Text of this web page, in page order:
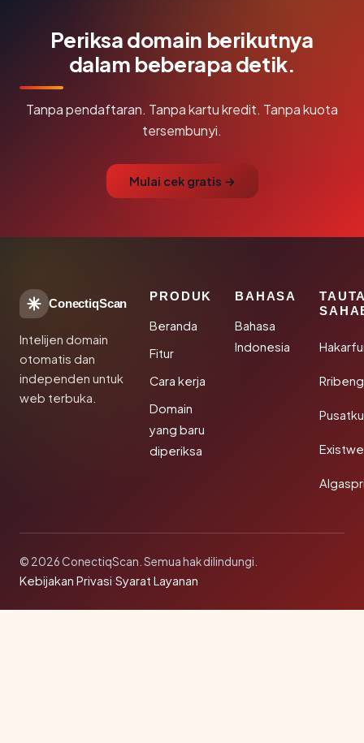
Periksa domain berikutnya
dalam beberapa detik.
Tanpa pendaftaran. Tanpa kartu kredit. Tanpa kuota
tersembunyi.
Mulai cek gratis →
ConectiqScan
Intelijen domain
otomatis dan
independen untuk
web terbuka.
PRODUK
Beranda
Fitur
Cara kerja
Domain
yang baru
diperiksa
BAHASA
Bahasa
Indonesia
© 2026 ConectiqScan. Semua hak dilindungi.
Kebijakan Privasi·Syarat Layanan